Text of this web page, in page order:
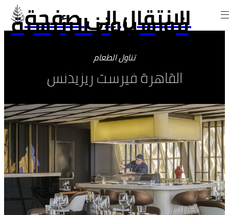
الانتقال إلى صفحة
فورسيزونز الرئيسية
تناول الطعام
القاهرة فيرست ريزيدنس